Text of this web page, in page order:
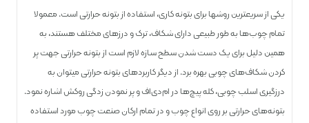
یکی از سریع­ترین روش­ها برای بتونه کاری، استفاده از بتونه حرارتی است. معمولا
تمام چوب‌ها به طور طبیعی دارای شکاف، ترک و درزهای مختلف هستند، به
همین دلیل برای یک دست شدن سطح سازه لازم است از بتونه حرارتی جهت پر
کردن شکاف‌های چوبی بهره برد. از دیگر کاربرد‌های بتونه حرارتی می­توان به
درزگیری اسلب چوبی، کله پیچ‌ها در ام‌دی‌اف و پر نمودن زدگی روکش اشاره نمود.
بتونه‌های حرارتی بر روی انواع چوب و در تمام ارکان صنعت چوب مورد استفاده